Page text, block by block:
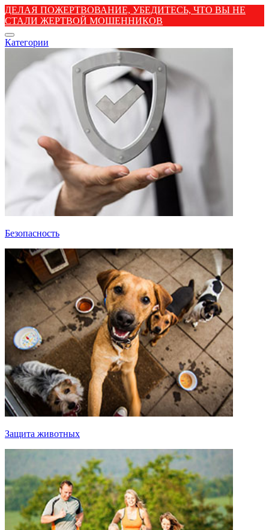
ДЕЛАЯ ПОЖЕРТВОВАНИЕ, УБЕДИТЕСЬ, ЧТО ВЫ НЕ
СТАЛИ ЖЕРТВОЙ МОШЕННИКОВ
Категории
Безопасность
Защита животных